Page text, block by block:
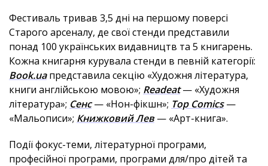
Фестиваль тривав 3,5 дні на першому поверсі
Старого арсеналу, де свої стенди представили
понад 100 українських видавництв та 5 книгарень.
Кожна книгарня курувала стенди в певній категорії:
Book.uaпредставила секцію «Художня література,
книги англійською мовою»; Readeat— «Художня
література»; Сенс— «Нон-фікшн»; Top Comics—
«Мальописи»; Книжковий Лев— «Арт-книга».
Події фокус-теми, літературної програми,
професійної програми, програми для/про дітей та